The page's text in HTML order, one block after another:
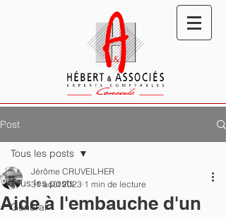
Post
Tous les posts
Général
Tous les posts
Aide à l'embauche d'un
Jérôme CRUVEILHER
31 août 2023 1 min de lecture